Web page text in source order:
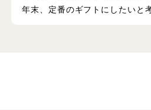
年末、定番のギフトにしたいと